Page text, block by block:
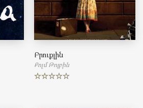
Բրուքլին
Քոլմ Թոյբին